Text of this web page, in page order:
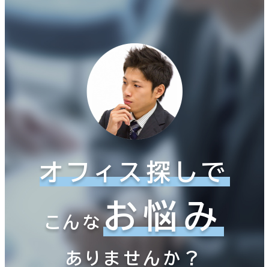
オフィス探しで
こんなお悩み
ありませんか？